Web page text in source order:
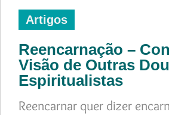
Artigos
Reencarnação –
Visão de Outras
Espiritualistas
Reencarnar quer dizer